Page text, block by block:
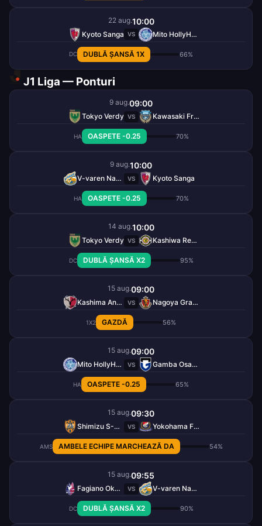
22 aug.10:00
Kyoto Sanga VS Mito HollyHock
DC DUBLĂ ȘANSĂ 1X 66%
J1 Liga — Ponturi
9 aug.09:00
Tokyo Verdy VS Kawasaki Frontale
HA OASPETE -0.25 70%
9 aug.10:00
V-varen Nagasaki VS Kyoto Sanga
HA OASPETE -0.25 70%
14 aug.10:00
Tokyo Verdy VS Kashiwa Reysol
DC DUBLĂ ȘANSĂ X2 95%
15 aug.09:00
Kashima Antlers VS Nagoya Grampus
1X2 GAZDĂ 56%
15 aug.09:00
Mito HollyHock VS Gamba Osaka
HA OASPETE -0.25 65%
15 aug.09:30
Shimizu S-Pulse VS Yokohama F. Marinos
AMS AMBELE ECHIPE MARCHEAZĂ DA 54%
15 aug.09:55
Fagiano Okayama VS V-varen Nagasaki
DC DUBLĂ ȘANSĂ X2 90%